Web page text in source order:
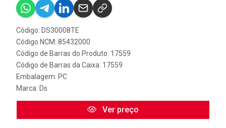
Código: DS30008TE
Código NCM: 85432000
Código de Barras do Produto: 17559
Código de Barras da Caixa: 17559
Embalagem: PC
Marca: Ds
Ver preço